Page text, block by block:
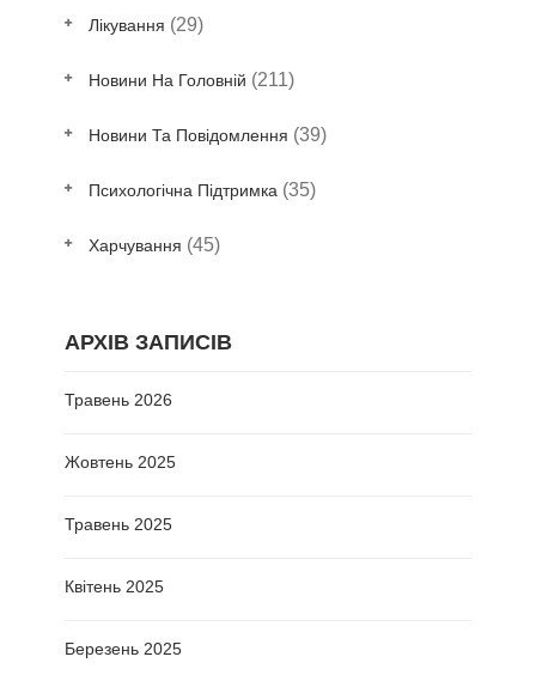
Лікування (29)
Новини На Головній (211)
Новини Та Повідомлення (39)
Психологічна Підтримка (35)
Харчування (45)
АРХІВ ЗАПИСІВ
Травень 2026
Жовтень 2025
Травень 2025
Квітень 2025
Березень 2025